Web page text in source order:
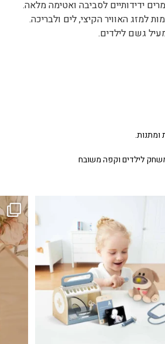
ידידותיים לסביבה ואטימה מלאה.
ומתנות.
לילדים וקפה משובח
גם...
7 0